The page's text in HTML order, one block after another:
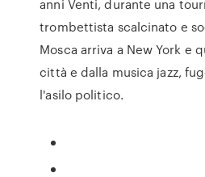
anni Venti, durante una
trombettista scalcinato e
Mosca arriva a New York e
città e dalla musica jazz,
l'asilo politico.